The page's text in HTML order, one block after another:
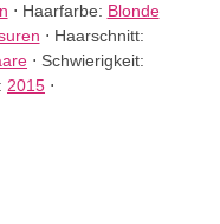
⋅ Haarfarbe: Blonde
⋅ Haarschnitt:
⋅ Schwierigkeit:
2015 ⋅